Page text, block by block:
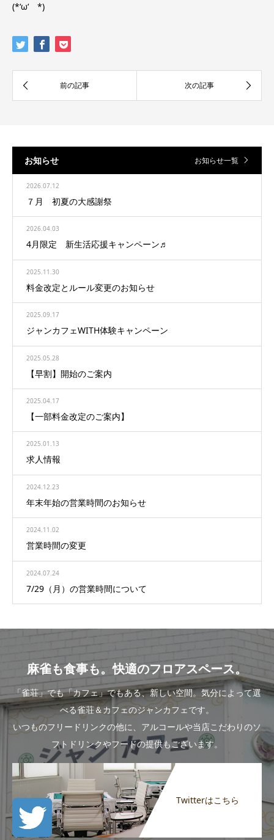
(*‘ω‘ *)
お知らせ お知らせ一覧
2026.07.12
７月 初夏の大感謝祭
2026.04.03
4月限定 新生活応援キャンペーン♬
2025.11.30
料金改定とルール変更のお知らせ
2025.09.17
ジャンカフェWITH体験キャンペーン
2025.05.28
【早割】開始のご案内
2025.04.17
【一部料金改定のご案内】
2025.01.13
求人情報
2024.12.23
年末年始の営業時間のお知らせ
2024.11.02
営業時間の変更
2024.07.24
7/29（月）の営業時間について
麻雀も食事も。快適のフロアスペース。
「雀荘」でも「カフェ」でもある、新しい空間。気分によって選
べる雀荘＆カフェのジャンカフェです。
いつものフリードリンクの他に、アルコールや当店こだわりのソ
フトドリンクやフードの提供もございます。
Twitterはこちら